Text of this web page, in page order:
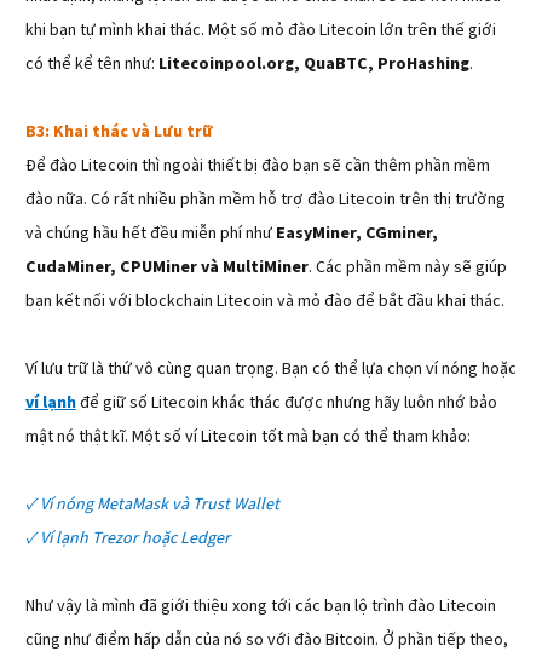
khi bạn tự mình khai thác. Một số mỏ đào Litecoin lớn trên thế giới
có thể kể tên như: Litecoinpool.org, QuaBTC, ProHashing.
B3: Khai thác và Lưu trữ
Để đào Litecoin thì ngoài thiết bị đào bạn sẽ cần thêm phần mềm
đào nữa. Có rất nhiều phần mềm hỗ trợ đào Litecoin trên thị trường
và chúng hầu hết đều miễn phí như EasyMiner, CGminer,
CudaMiner, CPUMiner và MultiMiner. Các phần mềm này sẽ giúp
bạn kết nối với blockchain Litecoin và mỏ đào để bắt đầu khai thác.
Ví lưu trữ là thứ vô cùng quan trọng. Bạn có thể lựa chọn ví nóng hoặc
ví lạnhđể giữ số Litecoin khác thác được nhưng hãy luôn nhớ bảo
mật nó thật kĩ. Một số ví Litecoin tốt mà bạn có thể tham khảo:
✓ Ví nóng MetaMask và Trust Wallet
✓ Ví lạnh Trezor hoặc Ledger
Như vậy là mình đã giới thiệu xong tới các bạn lộ trình đào Litecoin
cũng như điểm hấp dẫn của nó so với đào Bitcoin. Ở phần tiếp theo,